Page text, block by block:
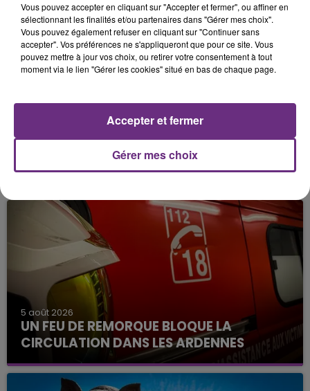
« À cette heure, il n'est pas prévu de report (la situation
pouvant bien évidemment évoluer en fonction des
conditions météorologiques) ».
FIL D'ACTU
5 août 2026
UN FEU DE REMORQUE BLOQUE LA
CIRCULATION DANS LES ARDENNES
Un feu de remorque s'est déclaré ce mercredi en
fin de matinée sur l'A34.
Vous pouvez accepter en cliquant sur "Accepter et fermer", ou affiner en
sélectionnant les finalités et/ou partenaires dans "Gérer mes choix".
Vous pouvez également refuser en cliquant sur "Continuer sans
accepter". Vos préférences ne s'appliqueront que pour ce site. Vous
pouvez mettre à jour vos choix, ou retirer votre consentement à tout
moment via le lien "Gérer les cookies" situé en bas de chaque page.
Gérer mes choix
Accepter et fermer